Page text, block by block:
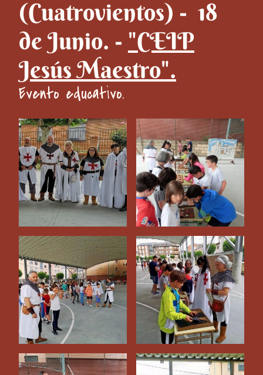
(Cuatrovientos) - 18
de Junio. - "CEIP
Jesús Maestro".
Evento educativo.